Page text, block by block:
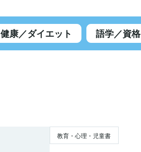
健康／ダイエット 語学／資格
教育・心理・児童書